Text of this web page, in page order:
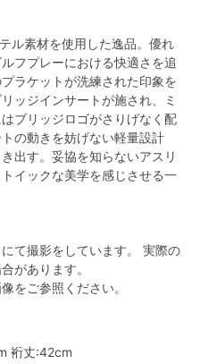
ル素材を使用した逸品。優れ
フプレーにおける快適さを追
ラケットが洗練された印象を
ッジインサートが施され、ミ
ブリッジロゴがさりげなく配
の動きを妨げない軽量設計
出す。妥協を知らないアスリ
イックな美学を感じさせる一
て撮影をしています。 実際の
があります。
をご参照ください。
裄丈:42cm